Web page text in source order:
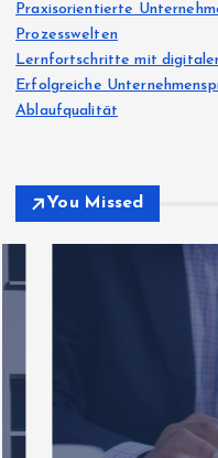
Praxisorientierte
Prozesswelten
Lernfortschritte mit
Erfolgreiche
Ablaufqualität
You Missed